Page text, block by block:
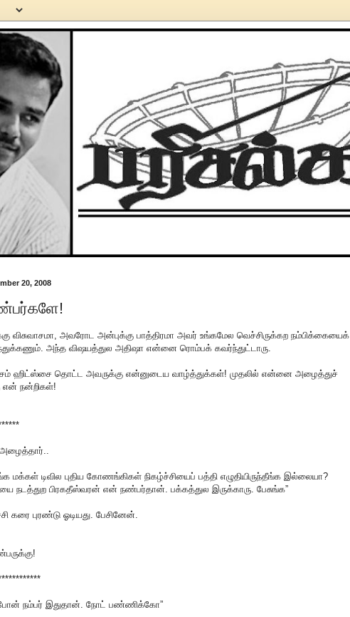
20, 2008
விசுவாசமா, அவரோட அன்புக்கு பாத்திரமா அவர் உங்கமேல வெச்சிருக்கற நம்பிக்கையைக்
அந்த விஷயத்துல அதிஷா என்னை ரொம்பக் கவர்ந்துட்டாரு.
ஹிட்ஸ்சை தொட்ட அவருக்கு என்னுடைய வாழ்த்துக்கள்! முதலில் என்னை அழைத்துச்
நன்றிகள்!
டிவில புதிய கோணங்கிகள் நிகழ்ச்சியைப் பத்தி எழுதியிருந்தீங்க இல்லையா?
நடத்துற பிரகதீஸ்வரன் என் நண்பர்தான். பக்கத்துல இருக்காரு. பேசுங்க”
கரை புரண்டு ஓடியது. பேசினேன்.
நம்பர் இதுதான். நோட் பண்ணிக்கோ”